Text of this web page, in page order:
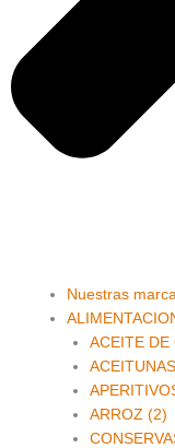
Main
Menu
Nuestras
ACEITE DE
ARROZ (2)